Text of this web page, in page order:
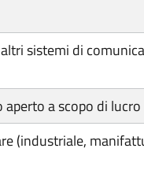
sistemi di
a scopo di lucro
(industriale,